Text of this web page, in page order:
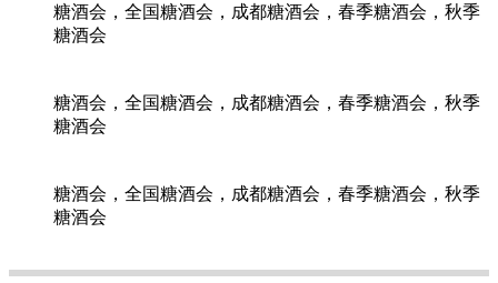
糖酒会，全国糖酒会，成都糖酒会，春季糖酒会，秋季
糖酒会
糖酒会，全国糖酒会，成都糖酒会，春季糖酒会，秋季
糖酒会
糖酒会，全国糖酒会，成都糖酒会，春季糖酒会，秋季
糖酒会